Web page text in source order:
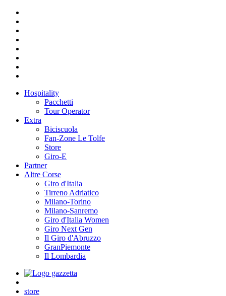
Hospitality
Pacchetti
Tour Operator
Extra
Biciscuola
Fan-Zone Le Tolfe
Store
Giro-E
Partner
Altre Corse
Giro d'Italia
Tirreno Adriatico
Milano-Torino
Milano-Sanremo
Giro d'Italia Women
Giro Next Gen
Il Giro d'Abruzzo
GranPiemonte
Il Lombardia
store